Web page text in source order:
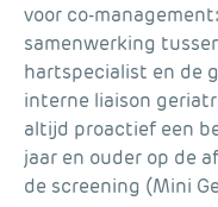
voor co-
samenwerking
hartspecialist en de
interne liaison
altijd proactief een
jaar en ouder op de
de screening (Mini